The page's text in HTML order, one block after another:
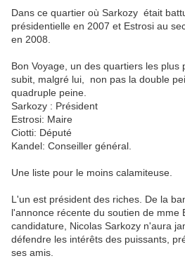
Dans ce quartier où Sarkozy était
présidentielle en 2007 et Estrosi au
en 2008.
Bon Voyage, un des quartiers les plus
subit, malgré lui, non pas la double
quadruple peine.
Sarkozy : Président
Estrosi: Maire
Ciotti: Député
Kandel: Conseiller général.
Une liste pour le moins calamiteuse.
L'un est président des riches. De la
l'annonce récente du soutien de mme
candidature, Nicolas Sarkozy n'aura
défendre les intérêts des puissants,
ses amis.